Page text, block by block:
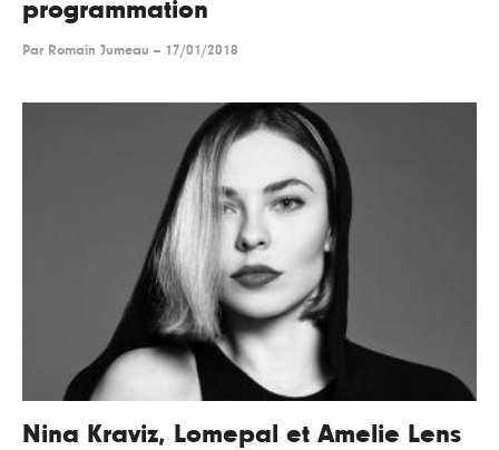
programmation
Par Romain Jumeau -- 17/01/2018
Nina Kraviz, Lomepal et Amelie Lens